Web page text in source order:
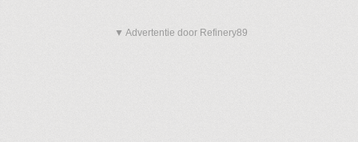
▼ Advertentie door Refinery89